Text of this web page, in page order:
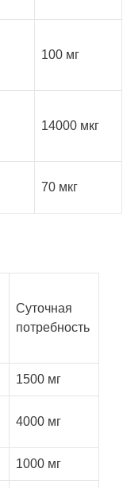
100 мг
14000 мкг
70 мкг
Суточная
потребность
1500 мг
4000 мг
1000 мг